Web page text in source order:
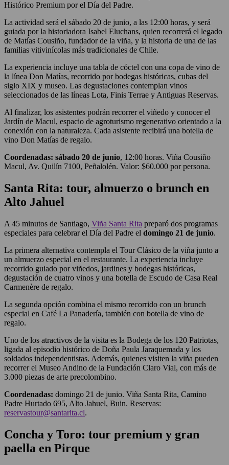
Histórico Premium por el Día del Padre.
La actividad será el sábado 20 de junio, a las 12:00 horas, y será
guiada por la historiadora Isabel Eluchans, quien recorrerá el legado
de Matías Cousiño, fundador de la viña, y la historia de una de las
familias vitivinícolas más tradicionales de Chile.
La experiencia incluye una tabla de cóctel con una copa de vino de
la línea Don Matías, recorrido por bodegas históricas, cubas del
siglo XIX y museo. Las degustaciones contemplan vinos
seleccionados de las líneas Lota, Finis Terrae y Antiguas Reservas.
Al finalizar, los asistentes podrán recorrer el viñedo y conocer el
Jardín de Macul, espacio de agroturismo regenerativo orientado a la
conexión con la naturaleza. Cada asistente recibirá una botella de
vino Don Matías de regalo.
Coordenadas: sábado 20 de junio, 12:00 horas. Viña Cousiño
Macul, Av. Quilín 7100, Peñalolén. Valor: $60.000 por persona.
Santa Rita: tour, almuerzo o brunch en
Alto Jahuel
A 45 minutos de Santiago, Viña Santa Rita preparó dos programas
especiales para celebrar el Día del Padre el domingo 21 de junio.
La primera alternativa contempla el Tour Clásico de la viña junto a
un almuerzo especial en el restaurante. La experiencia incluye
recorrido guiado por viñedos, jardines y bodegas históricas,
degustación de cuatro vinos y una botella de Escudo de Casa Real
Carmenère de regalo.
La segunda opción combina el mismo recorrido con un brunch
especial en Café La Panadería, también con botella de vino de
regalo.
Uno de los atractivos de la visita es la Bodega de los 120 Patriotas,
ligada al episodio histórico de Doña Paula Jaraquemada y los
soldados independentistas. Además, quienes visiten la viña pueden
recorrer el Museo Andino de la Fundación Claro Vial, con más de
3.000 piezas de arte precolombino.
Coordenadas: domingo 21 de junio. Viña Santa Rita, Camino
Padre Hurtado 695, Alto Jahuel, Buin. Reservas:
reservastour@santarita.cl.
Concha y Toro: tour premium y gran
paella en Pirque